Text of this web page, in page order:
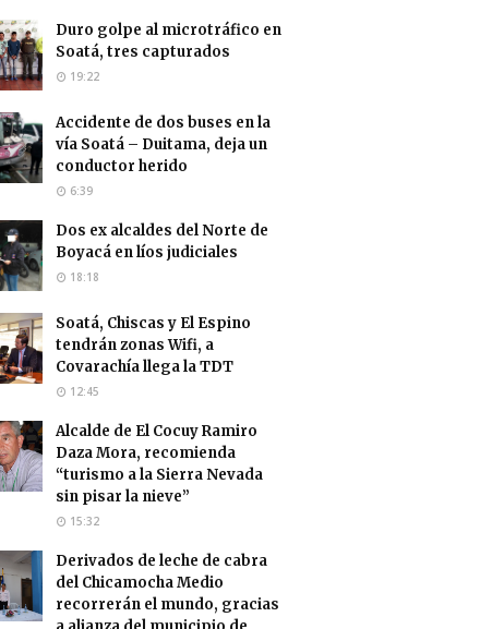
Duro golpe al microtráfico en
Soatá, tres capturados
19:22
Accidente de dos buses en la
vía Soatá – Duitama, deja un
conductor herido
6:39
Dos ex alcaldes del Norte de
Boyacá en líos judiciales
18:18
Soatá, Chiscas y El Espino
tendrán zonas Wifi, a
Covarachía llega la TDT
12:45
Alcalde de El Cocuy Ramiro
Daza Mora, recomienda
“turismo a la Sierra Nevada
sin pisar la nieve”
15:32
Derivados de leche de cabra
del Chicamocha Medio
recorrerán el mundo, gracias